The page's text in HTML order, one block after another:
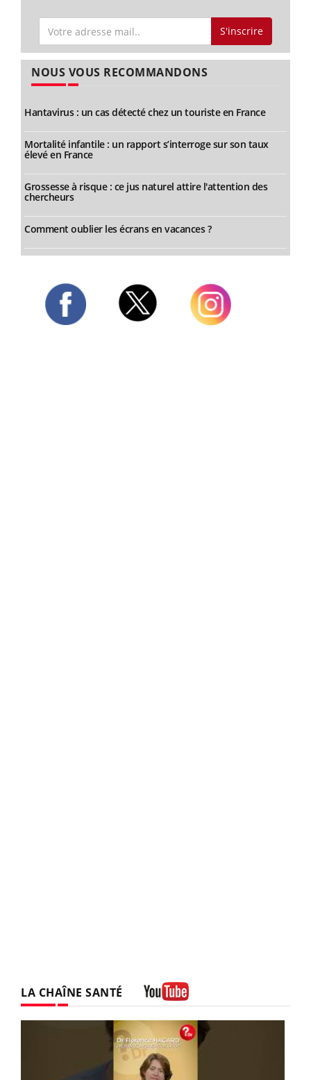
S'inscrire
NOUS VOUS RECOMMANDONS
Hantavirus : un cas détecté chez un touriste en France
Mortalité infantile : un rapport s’interroge sur son taux
élevé en France
Grossesse à risque : ce jus naturel attire l'attention des
chercheurs
Comment oublier les écrans en vacances ?
LA CHAÎNE SANTÉ